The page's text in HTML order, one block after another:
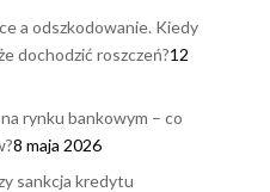
a odszkodowanie. Kiedy
dochodzić roszczeń?12
rynku bankowym – co
8 maja 2026
sankcja kredytu